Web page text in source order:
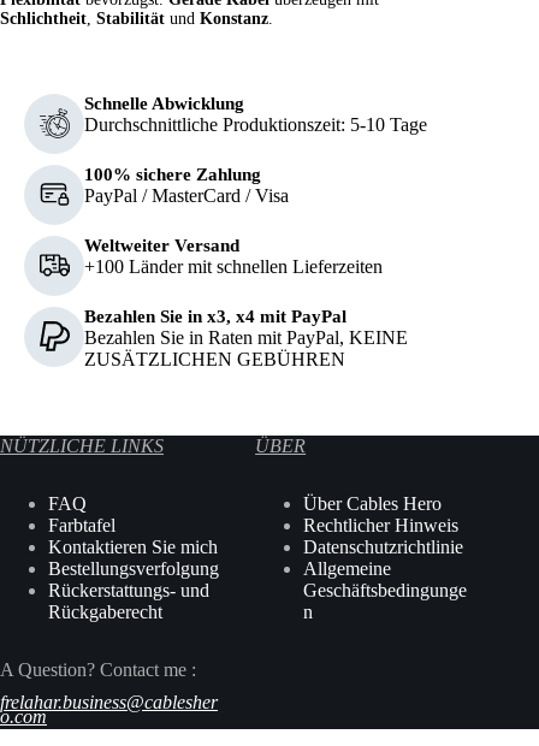
Schlichtheit Stabilität und Konstanz
Schnelle Abwicklung
Durchschnittliche Produktionszeit: 5-10 Tage
100% sichere Zahlung
PayPal / MasterCard / Visa
Weltweiter Versand
+100 Länder mit schnellen Lieferzeiten
Bezahlen Sie in x3, x4 mit PayPal
Bezahlen Sie in Raten mit PayPal, KEINE
ZUSÄTZLICHEN GEBÜHREN
NÜTZLICHE LINKS
FAQ
Farbtafel
Kontaktieren Sie mich
Bestellungsverfolgung
Rückerstattungs- und
Rückgaberecht
ÜBER
Über Cables Hero
Rechtlicher Hinweis
Datenschutzrichtlinie
Allgemeine
Geschäftsbedingunge
n
A Question? Contact me :
frelahar.business@cablesher
o.com